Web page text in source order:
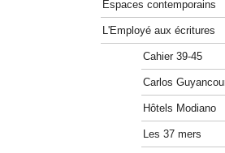
Espaces contemporains
L'Employé aux écritures
Cahier 39-45
Carlos
Hôtels Modiano
Les 37 mers